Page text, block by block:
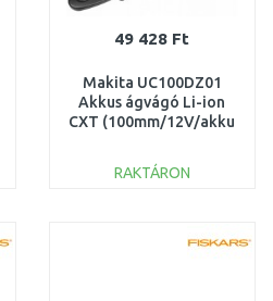
49 428 Ft
Makita UC100DZ01
Akkus ágvágó Li-ion
CXT (100mm/12V/akku
RAKTÁRON
Összehasonlítás